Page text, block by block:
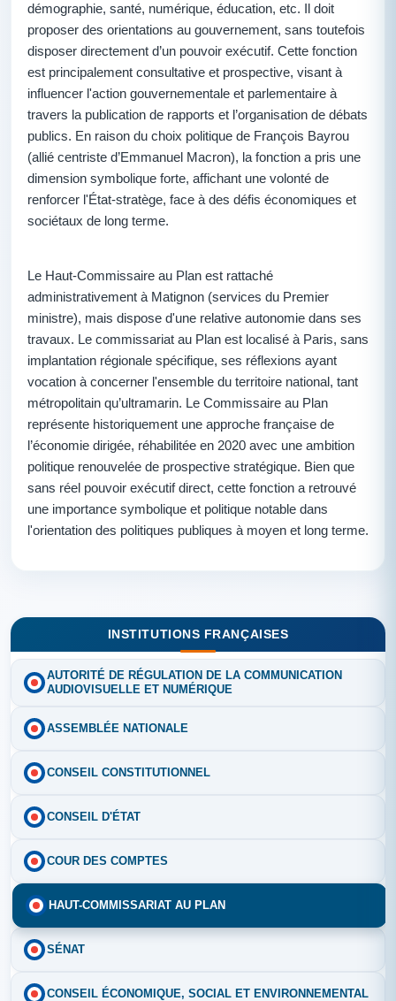
démographie, santé, numérique, éducation, etc. Il doit
proposer des orientations au gouvernement, sans toutefois
disposer directement d’un pouvoir exécutif. Cette fonction
est principalement consultative et prospective, visant à
influencer l'action gouvernementale et parlementaire à
travers la publication de rapports et l’organisation de débats
publics. En raison du choix politique de François Bayrou
(allié centriste d’Emmanuel Macron), la fonction a pris une
dimension symbolique forte, affichant une volonté de
renforcer l'État-stratège, face à des défis économiques et
sociétaux de long terme.
Le Haut-Commissaire au Plan est rattaché
administrativement à Matignon (services du Premier
ministre), mais dispose d'une relative autonomie dans ses
travaux. Le commissariat au Plan est localisé à Paris, sans
implantation régionale spécifique, ses réflexions ayant
vocation à concerner l'ensemble du territoire national, tant
métropolitain qu’ultramarin. Le Commissaire au Plan
représente historiquement une approche française de
l’économie dirigée, réhabilitée en 2020 avec une ambition
politique renouvelée de prospective stratégique. Bien que
sans réel pouvoir exécutif direct, cette fonction a retrouvé
une importance symbolique et politique notable dans
l'orientation des politiques publiques à moyen et long terme.
INSTITUTIONS FRANÇAISES
AUTORITÉ DE RÉGULATION DE LA COMMUNICATION
AUDIOVISUELLE ET NUMÉRIQUE
ASSEMBLÉE NATIONALE
CONSEIL CONSTITUTIONNEL
CONSEIL D'ÉTAT
COUR DES COMPTES
HAUT-COMMISSARIAT AU PLAN
SÉNAT
CONSEIL ÉCONOMIQUE, SOCIAL ET ENVIRONNEMENTAL